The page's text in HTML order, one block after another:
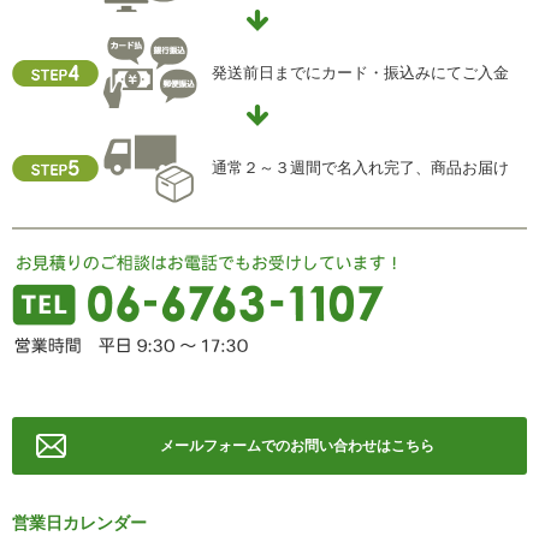
発送前日までにカード・振込みにてご入金
通常２～３週間で名入れ完了、商品お届け
メールフォームでのお問い合わせはこちら
営業日カレンダー